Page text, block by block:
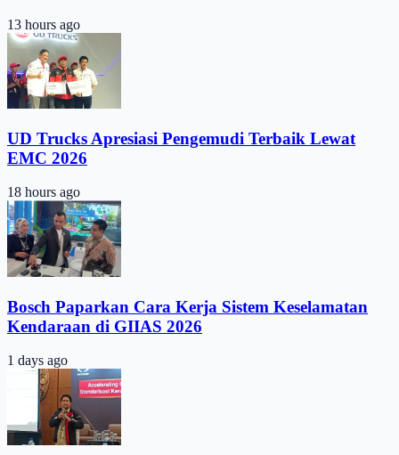
13 hours ago
UD Trucks Apresiasi Pengemudi Terbaik Lewat
EMC 2026
18 hours ago
Bosch Paparkan Cara Kerja Sistem Keselamatan
Kendaraan di GIIAS 2026
1 days ago